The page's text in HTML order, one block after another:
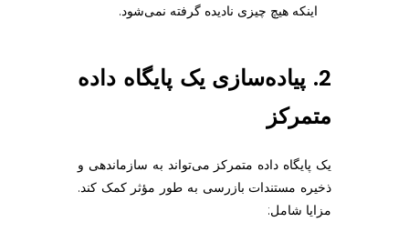
اینکه هیچ چیزی نادیده گرفته نمی‌شود.
2. پیاده‌سازی یک پایگاه داده
متمرکز
یک پایگاه داده متمرکز می‌تواند به سازماندهی و
ذخیره مستندات بازرسی به طور مؤثر کمک کند.
مزایا شامل: